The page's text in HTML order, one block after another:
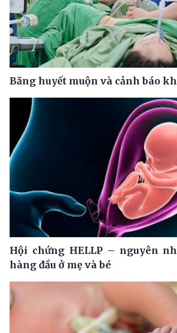
Băng huyết muộn và cảnh báo
Hội chứng HELLP – nguyên
hàng đầu ở mẹ và bé